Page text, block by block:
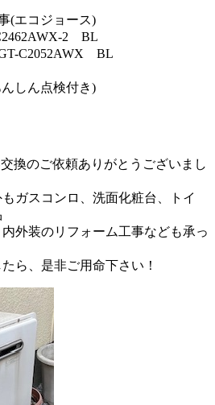
(エコジョース)
2 BL
C2052AWX BL
しん点検付き)
換のご依頼ありがとうございまし
ガスコンロ、洗面化粧台、トイ
外装のリフォーム工事なども承っ
ら、是非ご用命下さい！